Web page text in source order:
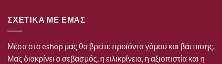
ΣΧΕΤΙΚΑ ΜΕ ΕΜΑΣ
Μέσα στο eshop μας θα βρείτε προϊόντα γάμου και βάπτισης.
Μας διακρίνει ο σεβασμός, η ειλικρίνεια, η αξιοπιστία και η